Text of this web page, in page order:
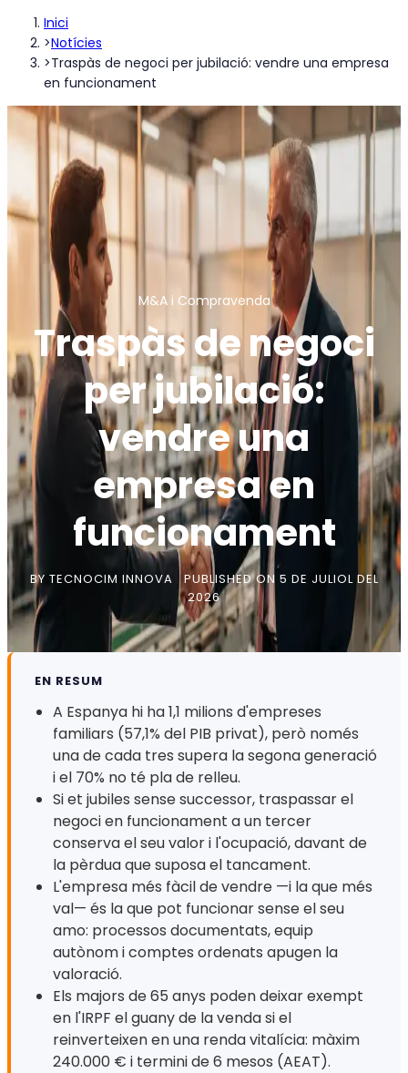
Inici
>Notícies
>Traspàs de negoci per jubilació: vendre una empresa
en funcionament
M&A i Compravenda
Traspàs de negoci
per jubilació:
vendre una
empresa en
funcionament
BY TECNOCIM INNOVA PUBLISHED ON 5 DE JULIOL DEL
2026
EN RESUM
A Espanya hi ha 1,1 milions d'empreses
familiars (57,1% del PIB privat), però només
una de cada tres supera la segona generació
i el 70% no té pla de relleu.
Si et jubiles sense successor, traspassar el
negoci en funcionament a un tercer
conserva el seu valor i l'ocupació, davant de
la pèrdua que suposa el tancament.
L'empresa més fàcil de vendre —i la que més
val— és la que pot funcionar sense el seu
amo: processos documentats, equip
autònom i comptes ordenats apugen la
valoració.
Els majors de 65 anys poden deixar exempt
en l'IRPF el guany de la venda si el
reinverteixen en una renda vitalícia: màxim
240.000 € i termini de 6 mesos (AEAT).